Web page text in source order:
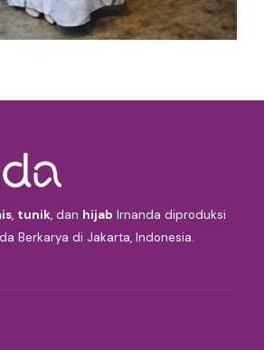
, tunik, dan hijab Irnanda diproduksi
Berkarya di Jakarta, Indonesia.